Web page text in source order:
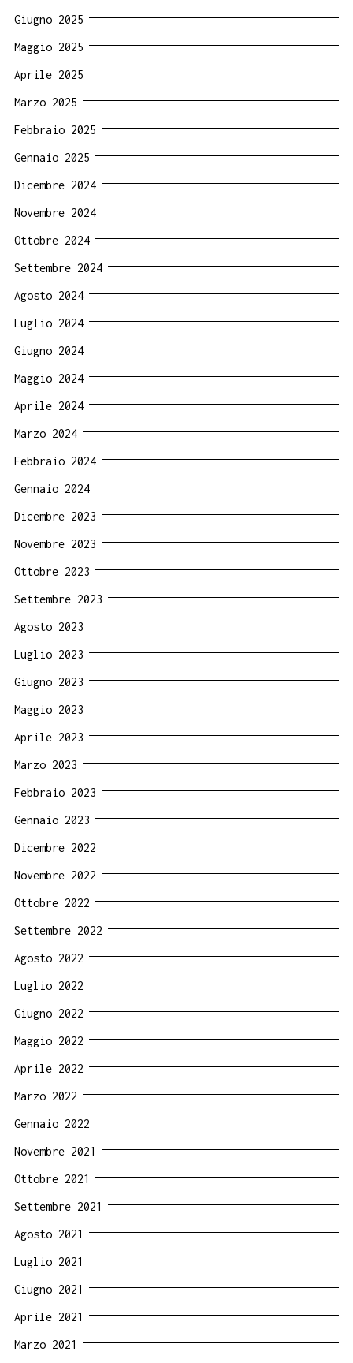
Giugno 2025
Maggio 2025
Aprile 2025
Marzo 2025
Febbraio 2025
Gennaio 2025
Dicembre 2024
Novembre 2024
Ottobre 2024
Settembre 2024
Agosto 2024
Luglio 2024
Giugno 2024
Maggio 2024
Aprile 2024
Marzo 2024
Febbraio 2024
Gennaio 2024
Dicembre 2023
Novembre 2023
Ottobre 2023
Settembre 2023
Agosto 2023
Luglio 2023
Giugno 2023
Maggio 2023
Aprile 2023
Marzo 2023
Febbraio 2023
Gennaio 2023
Dicembre 2022
Novembre 2022
Ottobre 2022
Settembre 2022
Agosto 2022
Luglio 2022
Giugno 2022
Maggio 2022
Aprile 2022
Marzo 2022
Gennaio 2022
Novembre 2021
Ottobre 2021
Settembre 2021
Agosto 2021
Luglio 2021
Giugno 2021
Aprile 2021
Marzo 2021